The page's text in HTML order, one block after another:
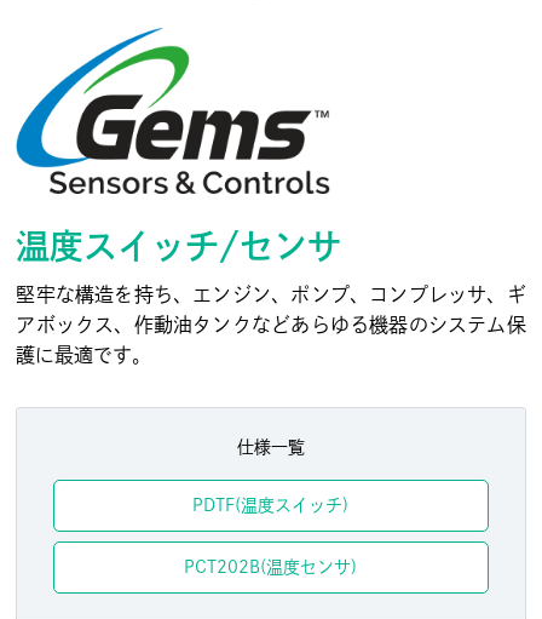
温度スイッチ/センサ
堅牢な構造を持ち、エンジン、ポンプ、コンプレッサ、ギ
アボックス、作動油タンクなどあらゆる機器のシステム保
護に最適です。
仕様一覧
PDTF(温度スイッチ)
PCT202B(温度センサ)